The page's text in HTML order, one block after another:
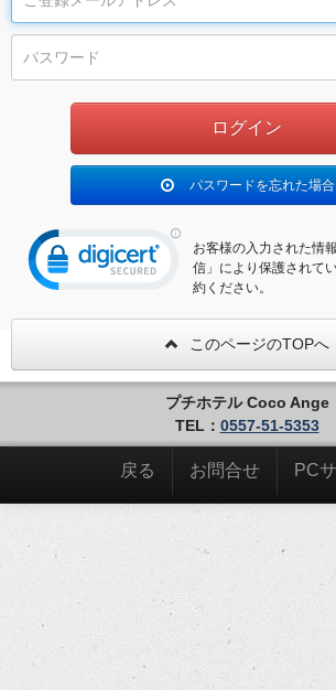
パスワードを忘れた場合
お客様の入力された情
信」により保護されて
約ください。
このページのTOPへ
プチホテル Coco Ange
TEL： 0557-51-5353
戻る お問合せ PC